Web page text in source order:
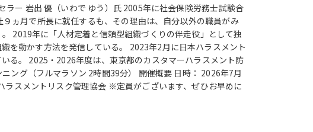
ー 岩出 優（いわで ゆう）氏 2005年に社会保険労務士試験合
ヵ月で所長に就任するも、その理由は、自分以外の職員がみ
2019年に「人材定着と信頼型組織づくりの伴走役」として独
を動かす方法を発信している。 2023年2月に日本ハラスメント
る。 2025・2026年度は、東京都のカスタマーハラスメント防
ング（フルマラソン 2時間39分） 開催概要 日時： 2026年7月
スメントリスク管理協会 ※定員がございます、ぜひお早めに